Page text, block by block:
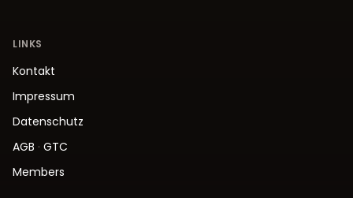
LINKS
Kontakt
Impressum
Datenschutz
AGB · GTC
Members